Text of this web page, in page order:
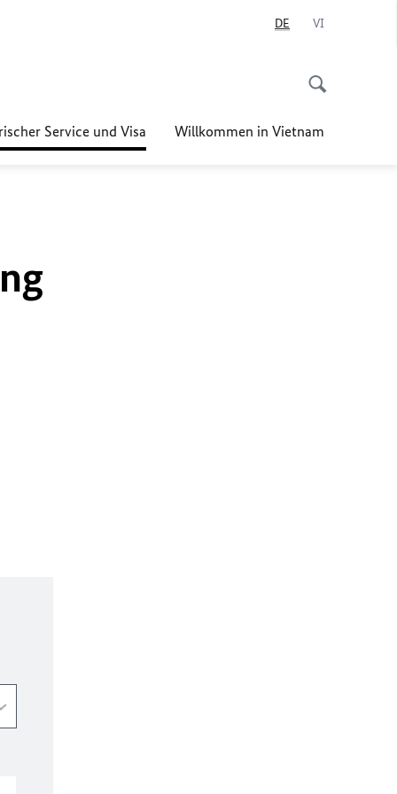
DE VI
Service und Visa Willkommen in Vietnam